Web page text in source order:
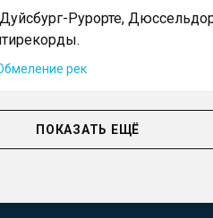
Рурорте,
рек
ПОКАЗАТЬ ЕЩЁ